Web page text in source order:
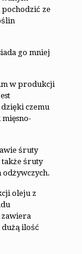
ze
go mniej
w produkcji
czemu
mięsno-
śruty
także śruty
oleju z
zawiera
dużą ilość